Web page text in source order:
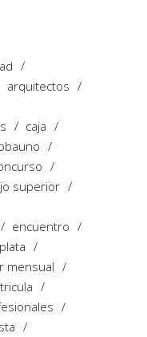
arquitectos
caja
superior
encuentro
mensual